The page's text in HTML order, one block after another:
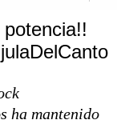
ha mantenido